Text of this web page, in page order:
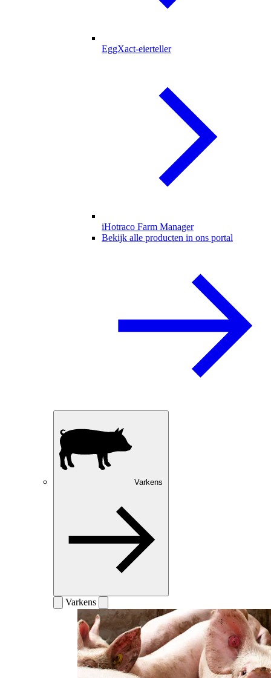
EggXact-eierteller
iHotraco Farm Manager
Bekijk alle producten in ons portal
Varkens
Varkens